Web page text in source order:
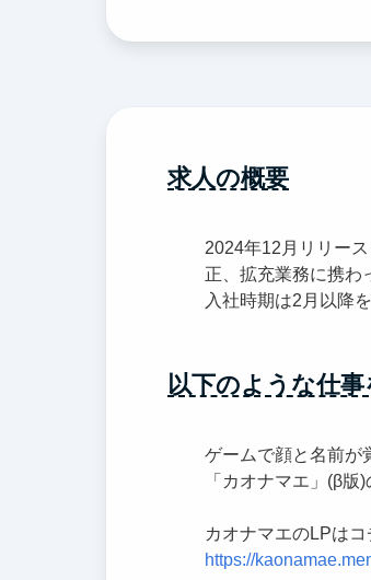
求人の概要
2024年12月リリー
正、拡充業務に携わ
入社時期は2月以降
以下のような仕事
ゲームで顔と名前が
「カオナマエ」(β版
カオナマエのLPはコ
https://